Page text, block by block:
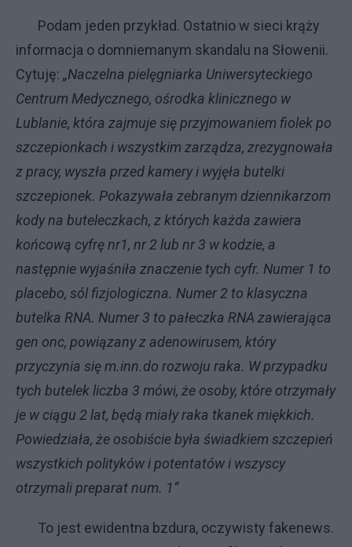
Podam jeden przykład. Ostatnio w sieci krąży
informacja o domniemanym skandalu na Słowenii.
Cytuję: „Naczelna pielęgniarka Uniwersyteckiego
Centrum Medycznego, ośrodka klinicznego w
Lublanie, która zajmuje się przyjmowaniem fiolek po
szczepionkach i wszystkim zarządza, zrezygnowała
z pracy, wyszła przed kamery i wyjęła butelki
szczepionek. Pokazywała zebranym dziennikarzom
kody na buteleczkach, z których każda zawiera
końcową cyfrę nr1, nr 2 lub nr 3 w kodzie, a
następnie wyjaśniła znaczenie tych cyfr. Numer 1 to
placebo, sól fizjologiczna. Numer 2 to klasyczna
butelka RNA. Numer 3 to pałeczka RNA zawierająca
gen onc, powiązany z adenowirusem, który
przyczynia się m.inn.do rozwoju raka. W przypadku
tych butelek liczba 3 mówi, że osoby, które otrzymały
je w ciągu 2 lat, będą miały raka tkanek miękkich.
Powiedziała, że osobiście była świadkiem szczepień
wszystkich polityków i potentatów i wszyscy
otrzymali preparat num. 1”
To jest ewidentna bzdura, oczywisty fakenews.